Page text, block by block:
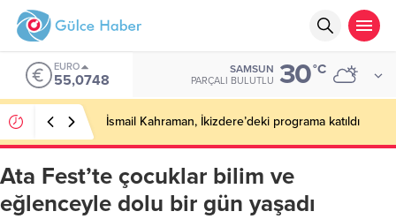
EURO
55,0748
SAMSUN
PARÇALI BULUTLU 30°C
İsmail Kahraman, İkizdere’deki programa katıldı
Ata Fest’te çocuklar bilim ve
eğlenceyle dolu bir gün yaşadı